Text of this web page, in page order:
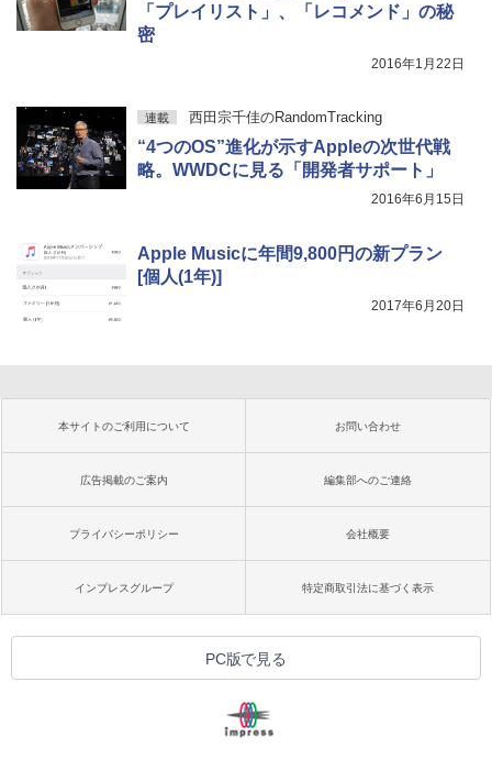
「プレイリスト」、「レコメンド」の秘
密
2016年1月22日
連載 西田宗千佳のRandomTracking
“4つのOS”進化が示すAppleの次世代戦
略。WWDCに見る「開発者サポート」
2016年6月15日
Apple Musicに年間9,800円の新プラン
[個人(1年)]
2017年6月20日
本サイトのご利用について お問い合わせ
広告掲載のご案内 編集部へのご連絡
プライバシーポリシー 会社概要
インプレスグループ 特定商取引法に基づく表示
PC版で見る